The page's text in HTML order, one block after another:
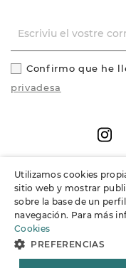
Informació
Suport
Confirmo que he
privadesa
Utilizamos cookies
sitio web y mostrar
sobre la base de un
navegación. Para más
Cookies
PREFERENCIAS